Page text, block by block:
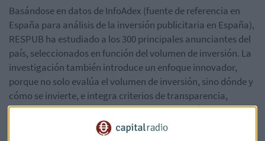
Basándose en datos de InfoAdex (fuente de referencia en
España para análisis de la inversión publicitaria en España),
RESPUB ha estudiado a los 300 principales anunciantes del
país, seleccionados en función del volumen de inversión. La
investigación también introduce un enfoque innovador,
porque no solo evalúa el volumen de inversión, sino dónde y
cómo se invierte, e integra criterios de transparencia,
privacidad, control editorial o confianza del público en los